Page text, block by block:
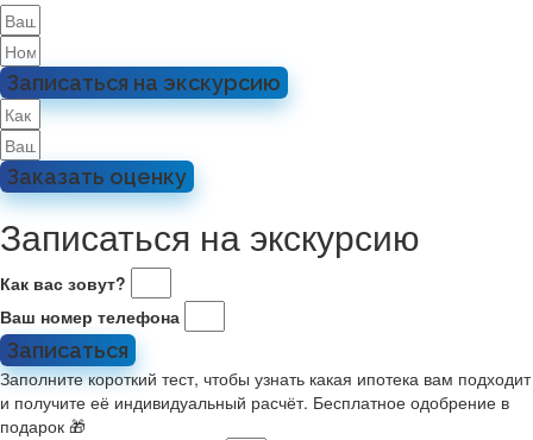
Записаться на экскурсию
Заказать оценку
Записаться на экскурсию
Как вас зовут?
Ваш номер телефона
Записаться
Заполните короткий тест, чтобы узнать какая ипотека вам подходит
и получите её индивидуальный расчёт. Бесплатное одобрение в
подарок 🎁